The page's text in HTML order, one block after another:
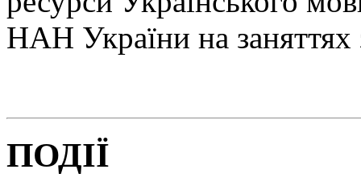
НАН України на заняттях
ПОДІЇ